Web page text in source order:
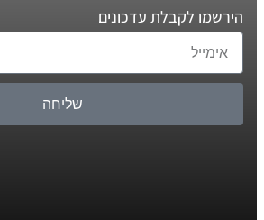
הירשמו לקבלת עדכונים
שליחה